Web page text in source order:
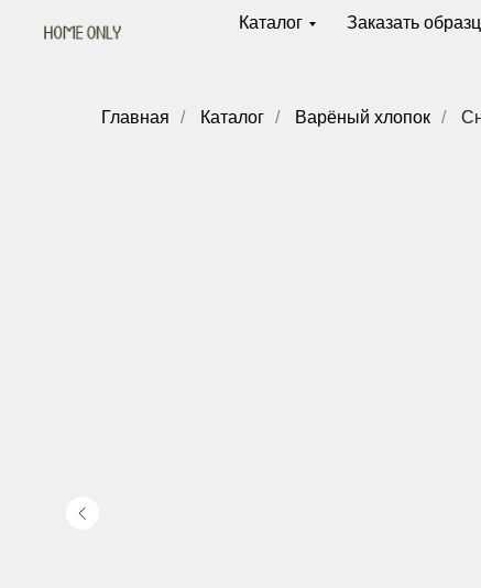
Каталог Заказать
Главная / Каталог / Варёный хлопок /